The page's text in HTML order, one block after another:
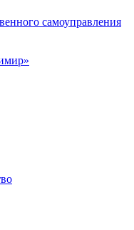
самоуправления